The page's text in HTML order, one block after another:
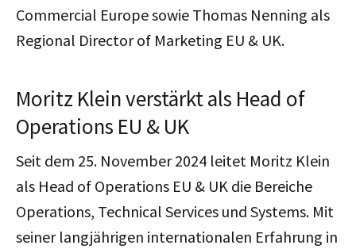
Commercial Europe sowie Thomas Nenning als
Regional Director of Marketing EU & UK.
Moritz Klein verstärkt als Head of
Operations EU & UK
Seit dem 25. November 2024 leitet Moritz Klein
als Head of Operations EU & UK die Bereiche
Operations, Technical Services und Systems. Mit
seiner langjährigen internationalen Erfahrung in